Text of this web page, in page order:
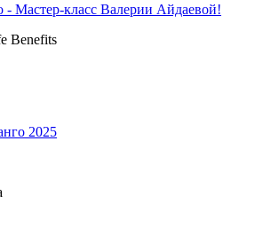
Мастер-класс Валерии Айдаевой!
Benefits
2025